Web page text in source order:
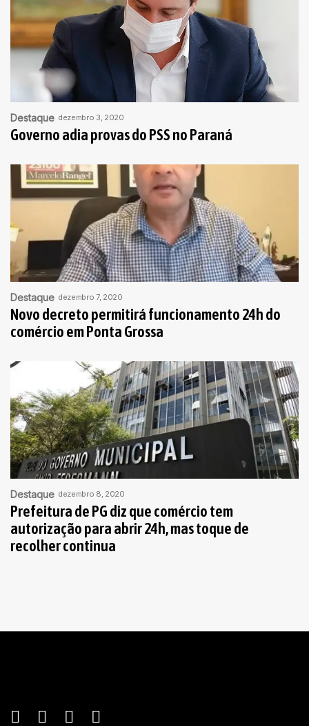
Destaque dezembro 3, 2020
Governo adia provas do PSS no Paraná
Destaque dezembro 7, 2020
Novo decreto permitirá funcionamento 24h do
comércio em Ponta Grossa
Destaque dezembro 8, 2020
Prefeitura de PG diz que comércio tem
autorização para abrir 24h, mas toque de
recolher continua